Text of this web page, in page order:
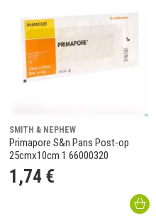
SMITH & NEPHEW
Primapore S&n Pans Post-op
25cmx10cm 1 66000320
1 ,74 €